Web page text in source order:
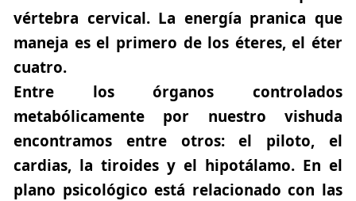
vértebra cervical. La energía pranica que
maneja es el primero de los éteres, el éter
cuatro.
Entre los órganos controlados
metabólicamente por nuestro vishuda
encontramos entre otros: el piloto, el
cardias, la tiroides y el hipotálamo. En el
plano psicológico está relacionado con las